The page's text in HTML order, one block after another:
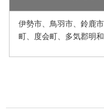
伊勢市、鳥羽市、鈴鹿
町、度会町、多気郡明